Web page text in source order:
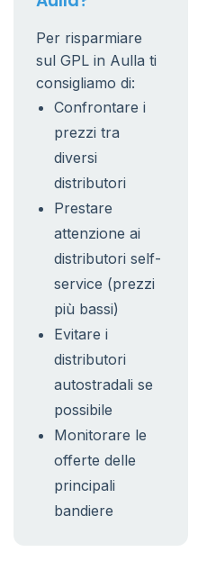
Per risparmiare
sul GPL in Aulla ti
consigliamo di:
Confrontare i
prezzi tra
diversi
distributori
Prestare
attenzione ai
distributori self-
service (prezzi
più bassi)
Evitare i
distributori
autostradali se
possibile
Monitorare le
offerte delle
principali
bandiere